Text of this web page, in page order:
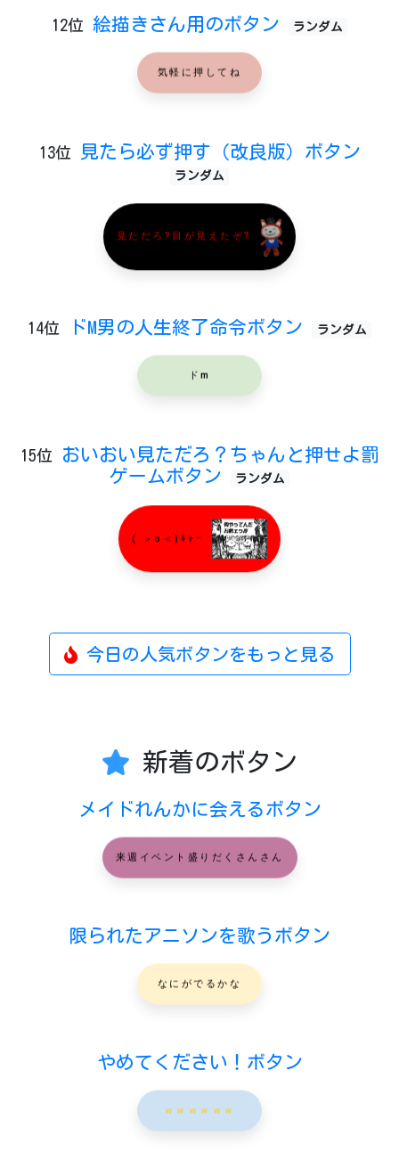
12位 絵描きさん用のボタン ランダム
気軽に押してね
13位 見たら必ず押す（改良版）ボタン
ランダム
見ただろ?目が見えたぞ?
14位 ドM男の人生終了命令ボタン ランダム
ドm
15位
おいおい見ただろ？ちゃんと押せよ罰
ゲームボタン
ランダム
( ＞o＜)ｷｬｰ
今日の人気ボタンをもっと見る
新着のボタン
メイドれんかに会えるボタン
来週イベント盛りだくさんさん
限られたアニソンを歌うボタン
なにがでるかな
やめてください！ボタン
ｗｗｗｗｗｗ